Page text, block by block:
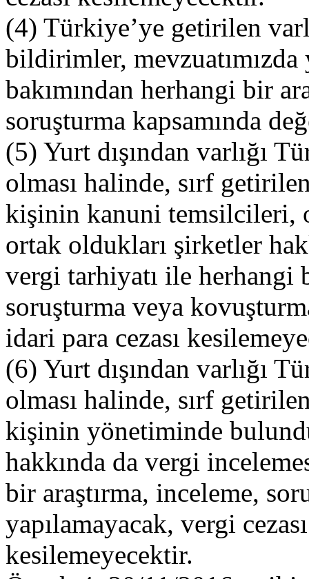
(4) Türkiye’ye getirilen
bildirimler,
bakımından herhangi bir
soruşturma kapsamında
(5) Yurt dışından varlığı
olması halinde, sırf
kişinin kanuni temsilcileri,
ortak oldukları şirketler
vergi tarhiyatı ile herhangi
soruşturma veya
idari para cezası
(6) Yurt dışından varlığı
olması halinde, sırf
kişinin yönetiminde
hakkında da vergi
bir araştırma, inceleme,
yapılamayacak, vergi
kesilemeyecektir.